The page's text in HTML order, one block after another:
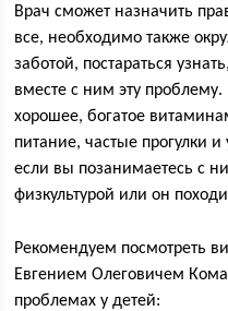
Врач сможет назначить
все, необходимо также
заботой, постараться
вместе с ним эту
хорошее, богатое
питание, частые прогулки
если вы позанимаетесь с
физкультурой или он
Рекомендуем посмотреть
Евгением Олеговичем
проблемах у детей: